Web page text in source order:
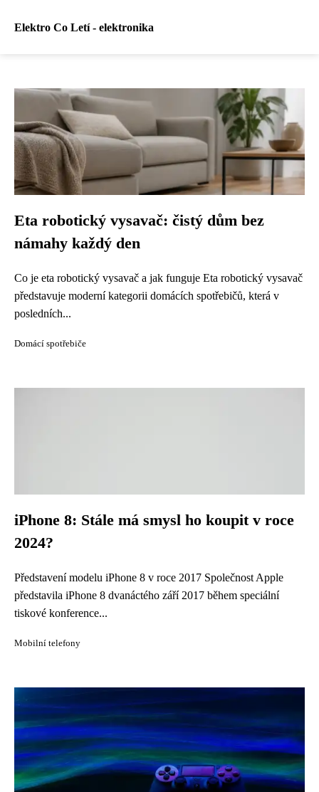
Elektro Co Letí - elektronika
Eta robotický vysavač: čistý dům bez
námahy každý den
Co je eta robotický vysavač a jak funguje Eta robotický vysavač
představuje moderní kategorii domácích spotřebičů, která v
posledních...
Domácí spotřebiče
iPhone 8: Stále má smysl ho koupit v roce
2024?
Představení modelu iPhone 8 v roce 2017 Společnost Apple
představila iPhone 8 dvanáctého září 2017 během speciální
tiskové konference...
Mobilní telefony